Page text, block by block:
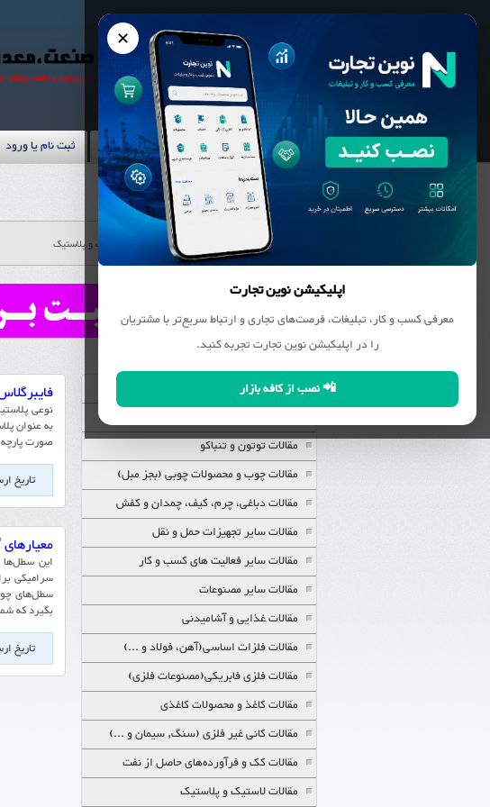
✕
اپلیکیشن نوین تجارت
معرفی کسب و کار، تبلیغات، فرصت‌های تجاری و ارتباط سریع‌تر با مشتریان
را در اپلیکیشن نوین تجارت تجربه کنید.
📲 نصب از کافه بازار
نوین تجارت بانک مشاغل محصولات ثبت نام یا ورود
مقالات لاستیک و پلاستیک
مقالات مشترک با تمامی گروه ها
مقالات توتون و تنباکو
مقالات چوب و محصولات چوبی (بجز مبل)
مقالات دباغی، چرم، کیف، چمدان و کفش
مقالات سایر تجهیزات حمل و نقل
مقالات سایر فعالیت های کسب و کار
مقالات سایر مصنوعات
مقالات غذایی و آشامیدنی
مقالات فلزات اساسی(آهن، فولاد و ...)
مقالات فلزی فابریکی(مصنوعات فلزی)
مقالات کاغذ و محصولات کاغذی
مقالات کانی غیر فلزی (سنگ, سیمان و ...)
مقالات کک و فرآورده‌های حاصل از نفت
مقالات لاستیک و پلاستیک
نوعی
به عنوان
صورت
تاریخ ارسال :
این سطل‌ها
سرامیکی
سطل‌های
بگیرد که
تاریخ ارسال :